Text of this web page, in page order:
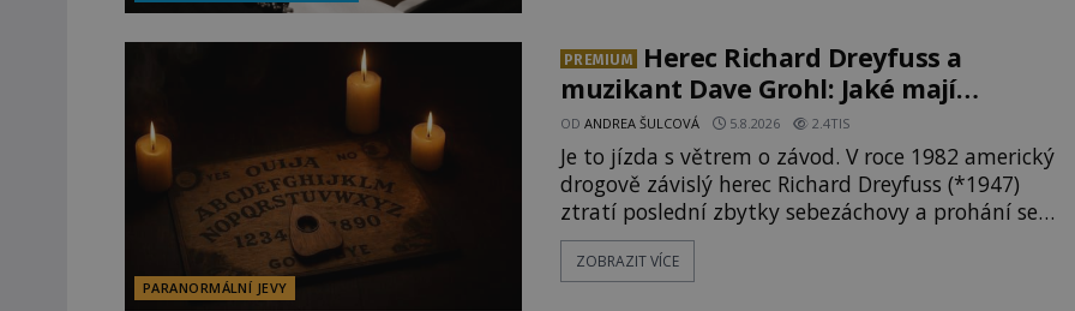
Milosrdných
PARANORMÁLNÍ JEVY
PREMIUM
Herec Richard Dreyfuss a
muzikant Dave Grohl: Jaké mají
paranormální zážitky?
ODANDREA ŠULCOVÁ 5.8.2026 2.4TIS
Je to jízda s větrem o závod. V roce 1982 americký
drogově závislý herec Richard Dreyfuss (*1947)
ztratí poslední zbytky sebezáchovy a prohání se
po silnicích ve svém mercedesu jako utržený ze
řetězu. Vše vyvrcholí katastrofou, když to
ZOBRAZIT VÍCE